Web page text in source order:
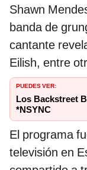
Shawn
banda de
cantante
Eilish, entre
PUEDES VER:
Los Backstreet
*NSYNC
El programa
televisión en